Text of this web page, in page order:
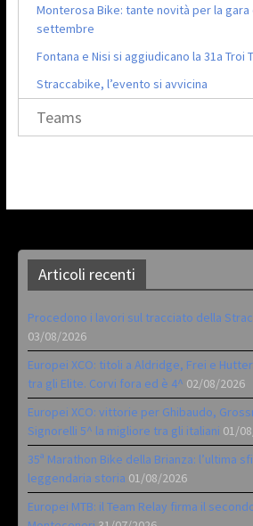
Monterosa Bike: tante novità per la
settembre
Fontana e Nisi si aggiudicano la 31a Troi
Straccabike, l’evento si avvicina
Teams
Articoli recenti
Procedono i lavori sul tracciato della
03/08/2026
Europei XCO: titoli a Aldridge, Frei e
tra gli Elite. Corvi fora ed è 4^ 02/08/2026
Europei XCO: vittorie per Ghibaudo,
Signorelli 5^ la migliore tra gli italiani 01/
35ª Marathon Bike della Brianza: l’ultima
leggendaria storia 01/08/2026
Europei MTB: il Team Relay firma il